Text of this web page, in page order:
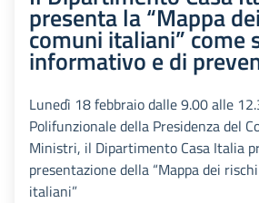
presenta la “Mappa
comuni italiani” come
informativo e di
Lunedì 18 febbraio dalle 9.00 alle
Polifunzionale della Presidenza del
Ministri, il Dipartimento Casa Italia
presentazione della “Mappa dei
italiani”